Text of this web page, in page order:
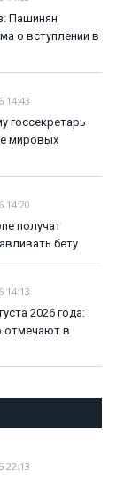
Пашинян
о вступлении в
14:43
госсекретарь
мировых
14:20
получат
бету
14:13
2026 года:
отмечают в
22:13